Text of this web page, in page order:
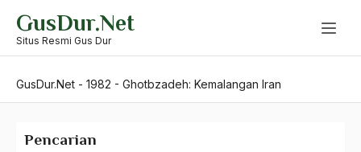
content
GusDur.Net
Situs Resmi Gus Dur
GusDur.Net - 1982 - Ghotbzadeh: Kemalangan Iran
Pencarian